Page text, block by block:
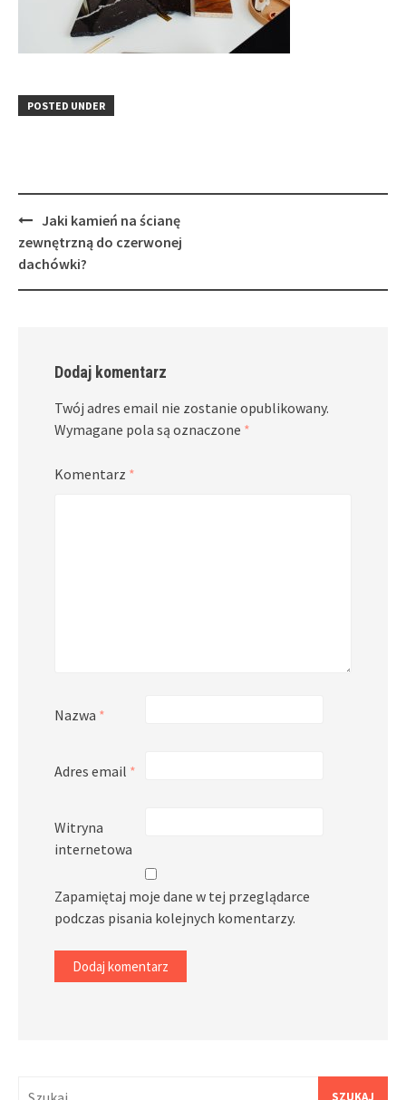
POSTED UNDER
Post
navigation
Jaki kamień na ścianę
zewnętrzną do czerwonej
dachówki?
Dodaj komentarz
Twój adres email nie zostanie opublikowany.
Wymagane pola są oznaczone *
Komentarz *
Nazwa *
Adres email *
Witryna
internetowa
Zapamiętaj moje dane w tej przeglądarce
podczas pisania kolejnych komentarzy.